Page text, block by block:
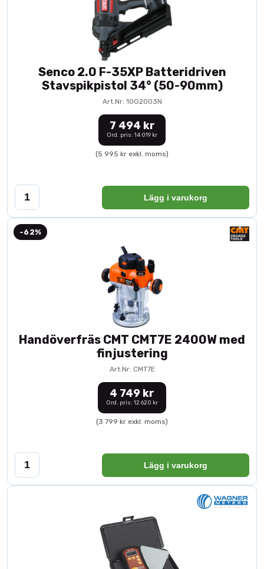
Senco 2.0 F-35XP Batteridriven
Stavspikpistol 34° (50-90mm)
Art.Nr: 10G2003N
7 494 kr
Ord. pris: 14 019 kr
(5 995 kr exkl. moms)
Lägg i varukorg
-62%
Handöverfräs CMT CMT7E 2400W med
finjustering
Art.Nr: CMT7E
4 749 kr
Ord. pris: 12 620 kr
(3 799 kr exkl. moms)
Lägg i varukorg